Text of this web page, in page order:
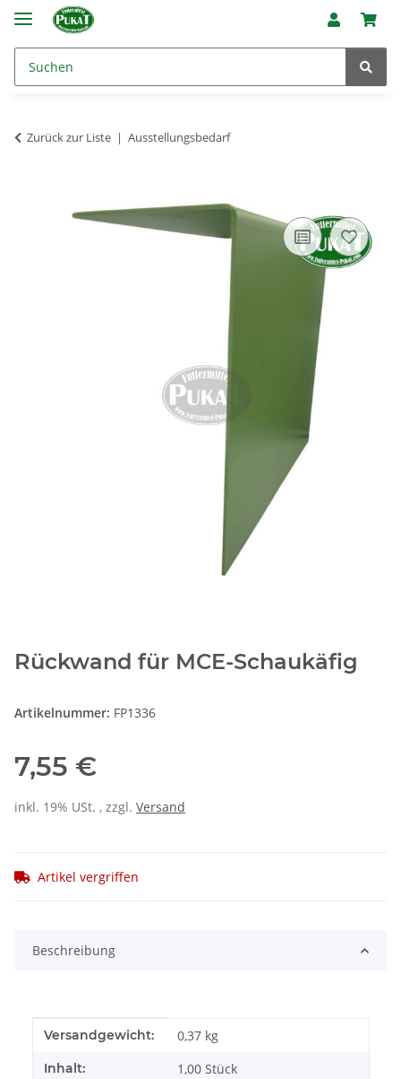
Zurück zur Liste Ausstellungsbedarf
Rückwand für MCE-Schaukäfig
Artikelnummer: FP1336
7,55 €
inkl. 19% USt. , zzgl. Versand
Artikel vergriffen
Beschreibung
Produkteigenschaft
Wert
Versandgewicht: 0,37 kg
Inhalt: 1,00 Stück